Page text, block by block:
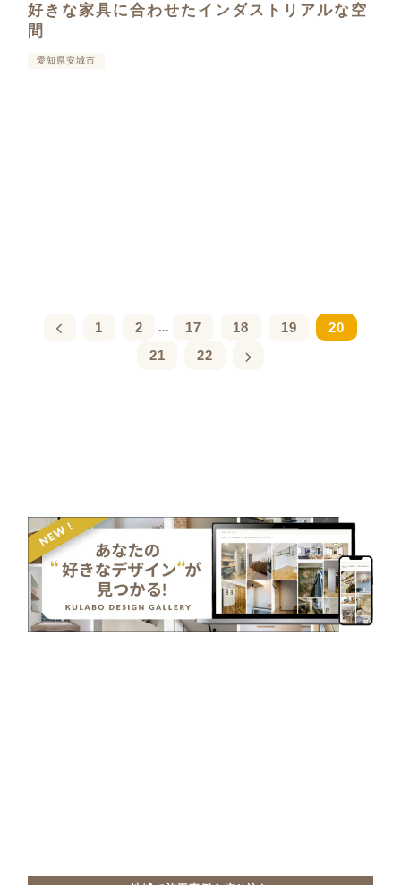
好きな家具に合わせたインダストリアルな空
間
愛知県安城市
1 2 ... 17 18 19
20
21
22